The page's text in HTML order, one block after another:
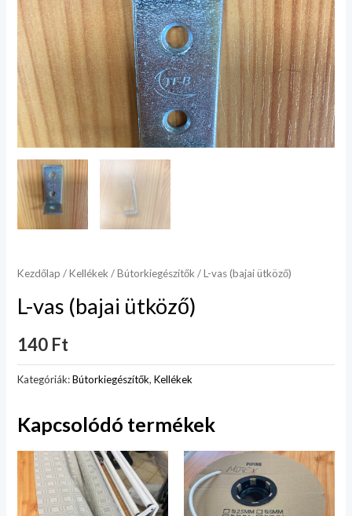
Kezdőlap /Kellékek /Bútorkiegészítők / L-vas (bajai ütköző)
L-vas (bajai ütköző)
140 Ft
Kategóriák:Bútorkiegészítők,Kellékek
Kapcsolódó termékek